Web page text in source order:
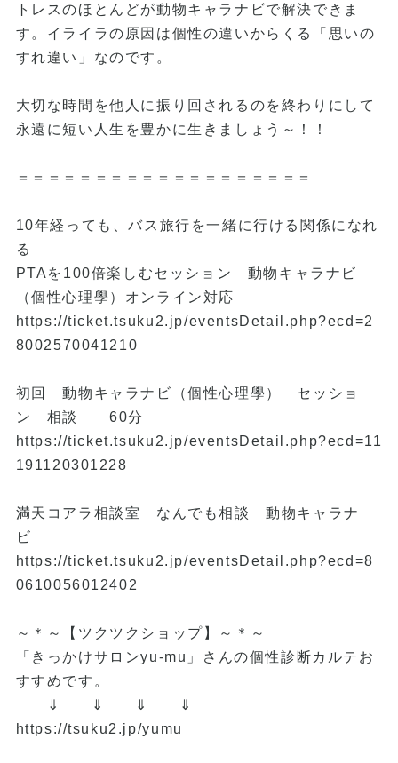
トレスのほとんどが動物キャラナビで解決できま
す。イライラの原因は個性の違いからくる「思いの
すれ違い」なのです。
大切な時間を他人に振り回されるのを終わりにして
永遠に短い人生を豊かに生きましょう～！！
＝＝＝＝＝＝＝＝＝＝＝＝＝＝＝＝＝＝＝
10年経っても、バス旅行を一緒に行ける関係になれ
る
PTAを100倍楽しむセッション 動物キャラナビ
（個性心理學）オンライン対応
https://ticket.tsuku2.jp/eventsDetail.php?ecd=2
8002570041210
初回 動物キャラナビ（個性心理學） セッショ
ン 相談 60分
https://ticket.tsuku2.jp/eventsDetail.php?ecd=11
191120301228
満天コアラ相談室 なんでも相談 動物キャラナ
ビ
https://ticket.tsuku2.jp/eventsDetail.php?ecd=8
0610056012402
～＊～【ツクツクショップ】～＊～
「きっかけサロンyu-mu」さんの個性診断カルテお
すすめです。
⇓ ⇓ ⇓ ⇓
https://tsuku2.jp/yumu